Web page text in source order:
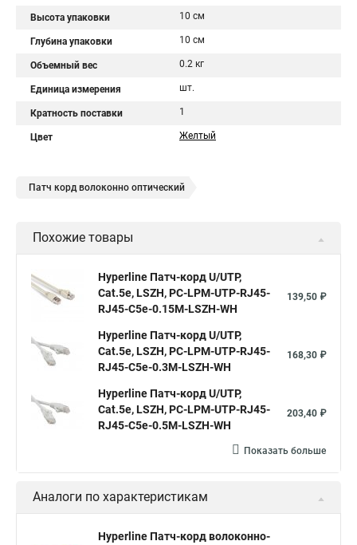
Высота упаковки 10 см
Глубина упаковки 10 см
Объемный вес 0.2 кг
Единица измерения шт.
Кратность поставки 1
Цвет Желтый
Патч корд волоконно оптический
Похожие товары
Hyperline Патч-корд U/UTP,
Cat.5е, LSZH, PC-LPM-UTP-RJ45-
RJ45-C5e-0.15M-LSZH-WH
139,50 ₽
Hyperline Патч-корд U/UTP,
Cat.5е, LSZH, PC-LPM-UTP-RJ45-
RJ45-C5e-0.3M-LSZH-WH
168,30 ₽
Hyperline Патч-корд U/UTP,
Cat.5e, LSZH, PC-LPM-UTP-RJ45-
RJ45-C5e-0.5M-LSZH-WH
203,40 ₽
Показать больше
Аналоги по характеристикам
Hyperline Патч-корд волоконно-